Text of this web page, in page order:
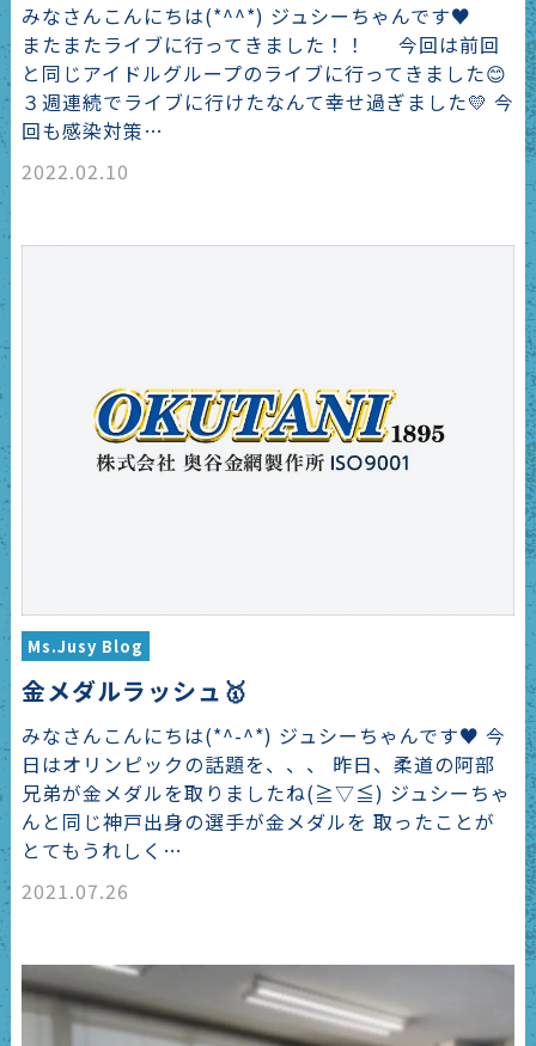
みなさんこんにちは(*^^*) ジュシーちゃんです♥
またまたライブに行ってきました！！ 今回は前回
と同じアイドルグループのライブに行ってきました😊
３週連続でライブに行けたなんて幸せ過ぎました💛 今
回も感染対策…
2022.02.10
Ms.Jusy Blog
金メダルラッシュ🥇
みなさんこんにちは(*^-^*) ジュシーちゃんです♥ 今
日はオリンピックの話題を、、、 昨日、柔道の阿部
兄弟が金メダルを取りましたね(≧▽≦) ジュシーちゃ
んと同じ神戸出身の選手が金メダルを 取ったことが
とてもうれしく…
2021.07.26